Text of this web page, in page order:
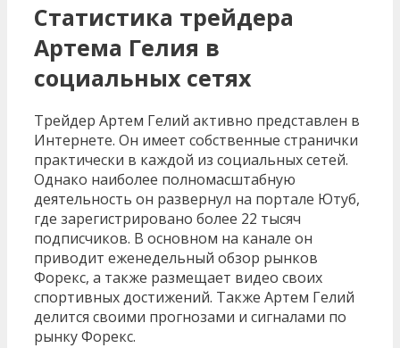
Статистика трейдера
Артема Гелия в
социальных сетях
Трейдер Артем Гелий активно представлен в
Интернете. Он имеет собственные странички
практически в каждой из социальных сетей.
Однако наиболее полномасштабную
деятельность он развернул на портале Ютуб,
где зарегистрировано более 22 тысяч
подписчиков. В основном на канале он
приводит еженедельный обзор рынков
Форекс, а также размещает видео своих
спортивных достижений. Также Артем Гелий
делится своими прогнозами и сигналами по
рынку Форекс.